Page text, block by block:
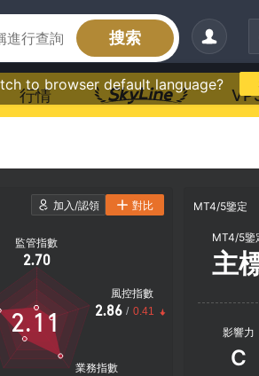
搜索
to browser default language?
行情
監管指數
2.70
業務指數
風控指數
2.86 / 0.41
2.11
MT4/5鑒定
MT4/5鑒
主
影響力
C
加入/認領 對比